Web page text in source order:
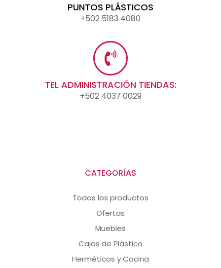
PUNTOS PLÁSTICOS
+502 5183 4080
TEL ADMINISTRACIÓN TIENDAS:
+502 4037 0029
CATEGORÍAS
Todos los productos
Ofertas
Muebles
Cajas de Plástico
Herméticos y Cocina